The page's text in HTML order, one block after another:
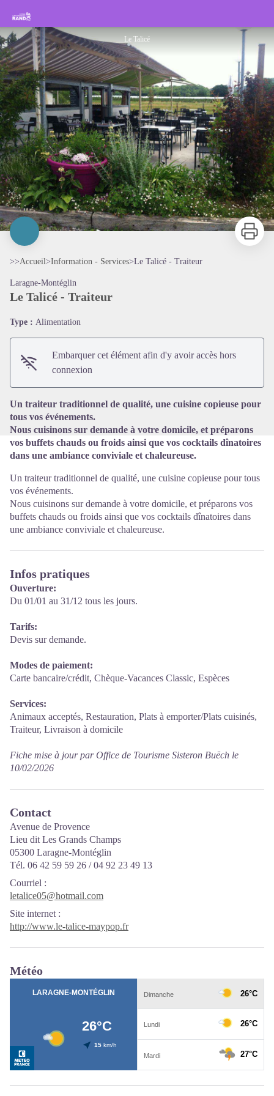
Rando Sisteron Buëch Baronnies Provençales
Le Talicé
Voir l'image en plein écran
Imprimer
>>Accueil>Information - Services>Le Talicé - Traiteur
Laragne-Montéglin
Le Talicé - Traiteur
Type : Alimentation
Embarquer cet élément afin d'y avoir accès hors
connexion
Un traiteur traditionnel de qualité, une cuisine copieuse pour
tous vos événements.
Nous cuisinons sur demande à votre domicile, et préparons
vos buffets chauds ou froids ainsi que vos cocktails dînatoires
dans une ambiance conviviale et chaleureuse.
Un traiteur traditionnel de qualité, une cuisine copieuse pour tous
vos événements.
Nous cuisinons sur demande à votre domicile, et préparons vos
buffets chauds ou froids ainsi que vos cocktails dînatoires dans
une ambiance conviviale et chaleureuse.
Infos pratiques
Ouverture:
Du 01/01 au 31/12 tous les jours.
Tarifs:
Devis sur demande.
Modes de paiement:
Carte bancaire/crédit, Chèque-Vacances Classic, Espèces
Services:
Animaux acceptés, Restauration, Plats à emporter/Plats cuisinés,
Traiteur, Livraison à domicile
Fiche mise à jour par Office de Tourisme Sisteron Buëch le
10/02/2026
Contact
Avenue de Provence
Lieu dit Les Grands Champs
05300 Laragne-Montéglin
Tél. 06 42 59 59 26 / 04 92 23 49 13
Courriel :
letalice05@hotmail.com
Site internet :
http://www.le-talice-maypop.fr
Météo